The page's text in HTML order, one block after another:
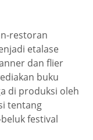
restoran
etalase
dan flier
buku
di produksi oleh
tentang
festival